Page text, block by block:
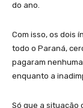
do ano.
Com isso, os dois
todo o Paraná,
pagaram
enquanto a
Só que a situação